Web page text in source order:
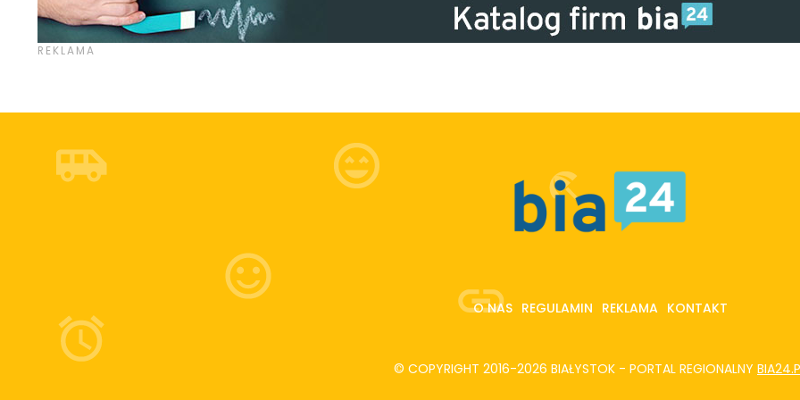
O NAS REGULAMIN REKLAMA KONTAKT
© COPYRIGHT 2016-2026 BIAŁYSTOK - PORTAL REGIONALNY